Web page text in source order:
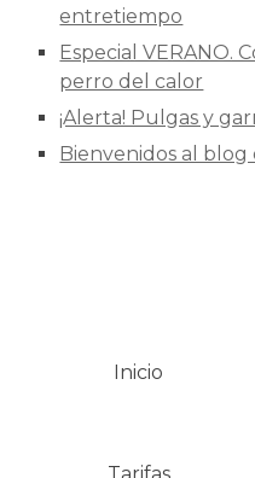
entretiempo
Especial VERANO.
perro del calor
¡Alerta! Pulgas y
Bienvenidos al blog
Inicio
Tarifas